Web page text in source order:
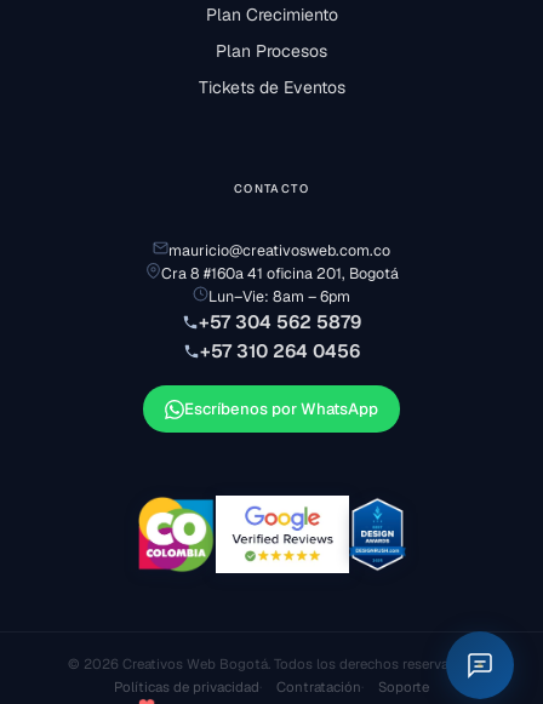
Plan Crecimiento
Plan Procesos
Tickets de Eventos
CONTACTO
mauricio@creativosweb.com.co
Cra 8 #160a 41 oficina 201, Bogotá
Lun–Vie: 8am – 6pm
+57 304 562 5879
+57 310 264 0456
Escríbenos por WhatsApp
© 2026 Creativos Web Bogotá. Todos los derechos reservados.
Políticas de privacidad
Contratación
Soporte